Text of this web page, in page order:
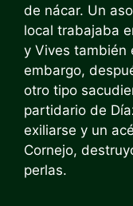
de nácar. Un
local trabajaba
y Vives también
embargo,
otro tipo
partidario de
exiliarse y un
Cornejo,
perlas.